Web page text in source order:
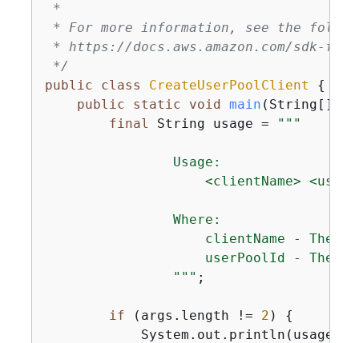
*
* For more information, see the
* https://docs.aws.amazon.com/sdk-
*/
public
class CreateUserPoolClient
{
public
static void main (String[]
final String usage = "" "
                Usage:
<clientName>
                Where:
clientName - The
userPoolId - The
                "
"" ;
if (args.length != 2 ) {
            System.out.println(usage);